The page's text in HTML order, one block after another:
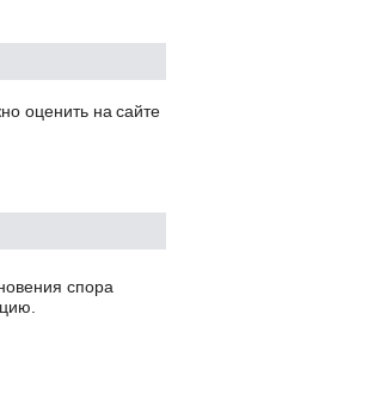
оценить на сайте
спора